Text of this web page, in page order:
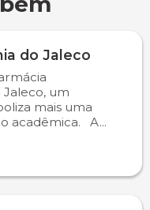
do Jaleco
um
mais uma
acadêmica. A...